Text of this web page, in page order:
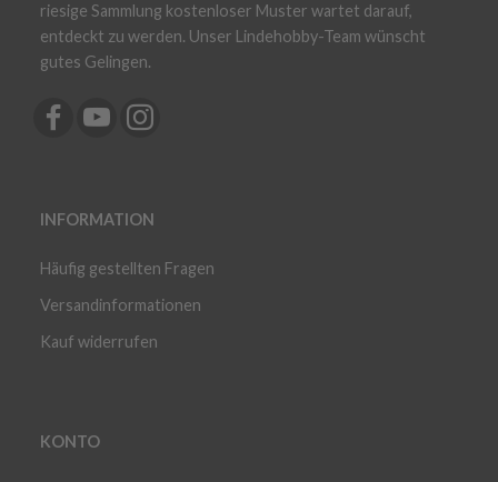
riesige Sammlung kostenloser Muster wartet darauf,
entdeckt zu werden. Unser Lindehobby-Team wünscht
gutes Gelingen.
INFORMATION
Häufig gestellten Fragen
Versandinformationen
Kauf widerrufen
KONTO